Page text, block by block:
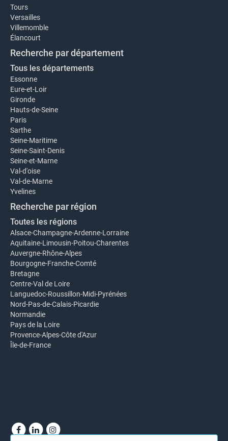
Tours
Versailles
Villemomble
Élancourt
Recherche par département
Tous les départements
Essonne
Eure-et-Loir
Gironde
Hauts-de-Seine
Paris
Sarthe
Seine-Maritime
Seine-Saint-Denis
Seine-et-Marne
Val-d'oise
Val-de-Marne
Yvelines
Recherche par région
Toutes les régions
Alsace-Champagne-Ardenne-Lorraine
Aquitaine-Limousin-Poitou-Charentes
Auvergne-Rhône-Alpes
Bourgogne-Franche-Comté
Bretagne
Centre-Val de Loire
Languedoc-Roussillon-Midi-Pyrénées
Nord-Pas-de-Calais-Picardie
Normandie
Pays de la Loire
Provence-Alpes-Côte d'Azur
Île-de-France